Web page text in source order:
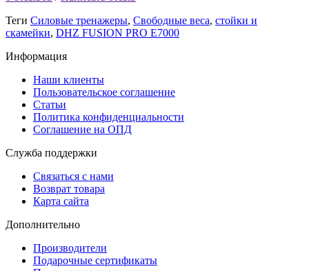
Теги Силовые тренажеры, Свободные веса, стойки и
скамейки, DHZ FUSION PRO E7000
Информация
Наши клиенты
Пользовательское соглашение
Статьи
Политика конфиденциальности
Соглашение на ОПД
Служба поддержки
Связаться с нами
Возврат товара
Карта сайта
Дополнительно
Производители
Подарочные сертификаты